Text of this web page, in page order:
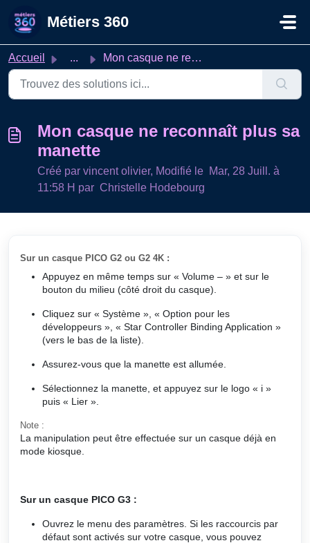
Métiers 360
Accueil ... Mon casque ne reconnaît plus sa manette
Mon casque ne reconnaît plus sa
manette
Créé par vincent olivier, Modifié le Mar, 28 Juill. à
11:58 H par Christelle Hodebourg
Sur un casque PICO G2 ou G2 4K :
Appuyez en même temps sur « Volume – » et sur le
bouton du milieu (côté droit du casque).
Cliquez sur « Système », « Option pour les
développeurs », « Star Controller Binding Application »
(vers le bas de la liste).
Assurez-vous que la manette est allumée.
Sélectionnez la manette, et appuyez sur le logo « i »
puis « Lier ».
Note :
La manipulation peut être effectuée sur un casque déjà en
mode kiosque.
Sur un casque PICO G3 :
Ouvrez le menu des paramètres. Si les raccourcis par
défaut sont activés sur votre casque, vous pouvez